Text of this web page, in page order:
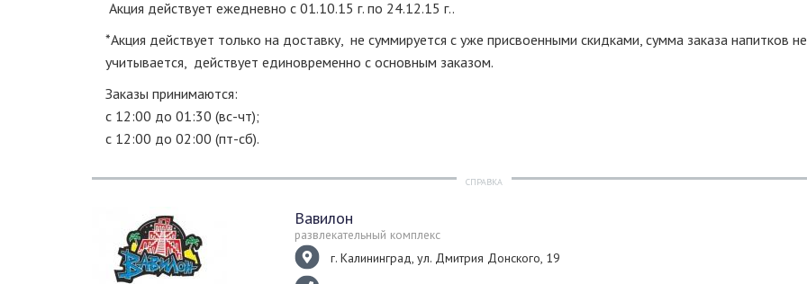
Акция действует ежедневно с 01.10.15 г. по 24.12.15 г..
*Акция действует только на доставку, не суммируется с уже присвоенными скидками, сумма заказа напитков не
учитывается, действует единовременно с основным заказом.
Заказы принимаются:
с 12:00 до 01:30 (вс-чт);
с 12:00 до 02:00 (пт-сб).
СПРАВКА
Вавилон
развлекательный комплекс
г. Калининград, ул. Дмитрия Донского, 19